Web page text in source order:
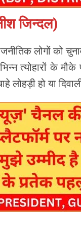
जिन्दल)
लोगों को
त्योहारों के
हो या